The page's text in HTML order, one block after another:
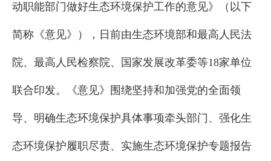
动职能部门做好生态环境保护工作的意见》（以下
简称《意见》），日前由生态环境部和最高人民法
院、最高人民检察院、国家发展改革委等18家单位
联合印发。《意见》围绕坚持和加强党的全面领
导、明确生态环境保护具体事项牵头部门、强化生
态环境保护履职尽责、实施生态环境保护专题报告